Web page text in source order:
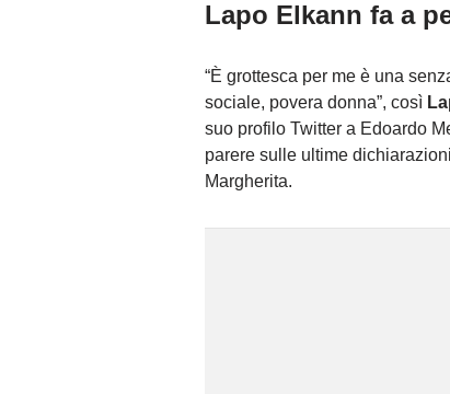
Lapo Elkann fa a
“È grottesca per me è una
sociale, povera donna”, così
suo profilo Twitter a Edoardo
parere sulle ultime
Margherita.